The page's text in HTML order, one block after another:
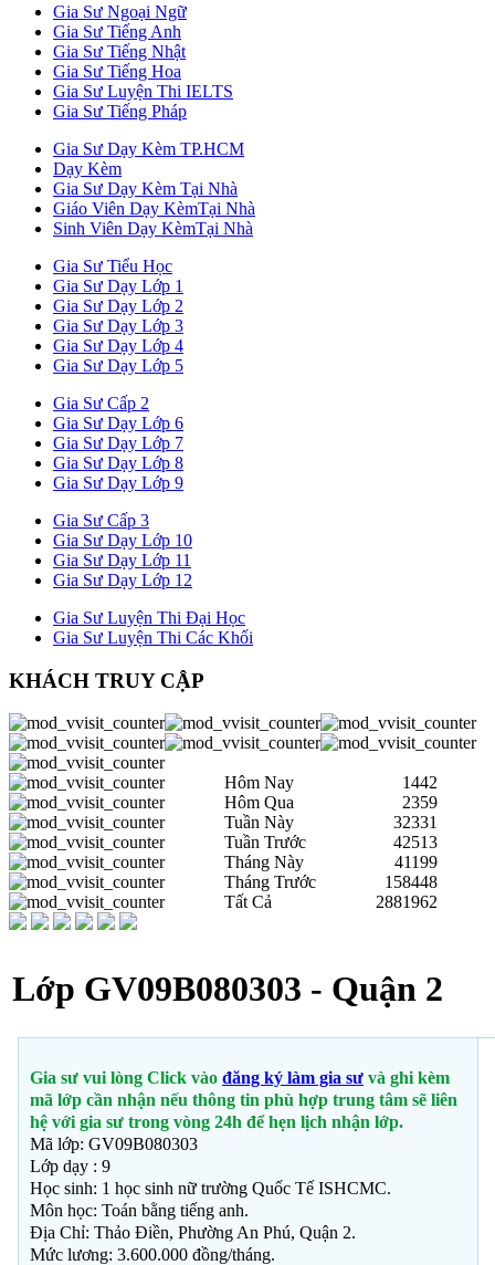
Gia Sư Ngoại Ngữ
Gia Sư Tiếng Anh
Gia Sư Tiếng Nhật
Gia Sư Tiếng Hoa
Gia Sư Luyện Thi IELTS
Gia Sư Tiếng Pháp
Gia Sư Dạy Kèm TP.HCM
Dạy Kèm
Gia Sư Dạy Kèm Tại Nhà
Giáo Viên Dạy KèmTại Nhà
Sinh Viên Dạy KèmTại Nhà
Gia Sư Tiểu Học
Gia Sư Dạy Lớp 1
Gia Sư Dạy Lớp 2
Gia Sư Dạy Lớp 3
Gia Sư Dạy Lớp 4
Gia Sư Dạy Lớp 5
Gia Sư Cấp 2
Gia Sư Dạy Lớp 6
Gia Sư Dạy Lớp 7
Gia Sư Dạy Lớp 8
Gia Sư Dạy Lớp 9
Gia Sư Cấp 3
Gia Sư Dạy Lớp 10
Gia Sư Dạy Lớp 11
Gia Sư Dạy Lớp 12
Gia Sư Luyện Thi Đại Học
Gia Sư Luyện Thi Các Khối
KHÁCH TRUY CẬP
Hôm Nay
1442
Hôm Qua
2359
Tuần Này
32331
Tuần Trước
42513
Tháng Này
41199
Tháng Trước
158448
Tất Cả
2881962
Lớp GV09B080303 - Quận 2
Gia sư vui lòng Click vào đăng ký làm gia sư và ghi kèm
mã lớp cần nhận nếu thông tin phù hợp trung tâm sẽ liên
hệ với gia sư trong vòng 24h để hẹn lịch nhận lớp.
Mã lớp: GV09B080303
Lớp dạy : 9
Học sinh: 1 học sinh nữ trường Quốc Tế ISHCMC.
Môn học: Toán bằng tiếng anh.
Địa Chỉ: Thảo Điền, Phường An Phú, Quận 2.
Mức lương: 3.600.000 đồng/tháng.